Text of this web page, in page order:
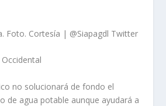
Foto. Cortesía | @Siapagdl Twitter
no solucionará de fondo el
de agua potable aunque ayudará a